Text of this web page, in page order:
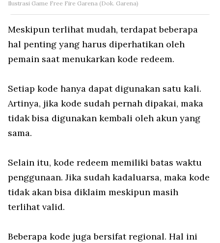
Ilustrasi Game Free Fire Garena (Dok. Garena)
Meskipun terlihat mudah, terdapat beberapa
hal penting yang harus diperhatikan oleh
pemain saat menukarkan kode redeem.
Setiap kode hanya dapat digunakan satu kali.
Artinya, jika kode sudah pernah dipakai, maka
tidak bisa digunakan kembali oleh akun yang
sama.
Selain itu, kode redeem memiliki batas waktu
penggunaan. Jika sudah kadaluarsa, maka kode
tidak akan bisa diklaim meskipun masih
terlihat valid.
Beberapa kode juga bersifat regional. Hal ini